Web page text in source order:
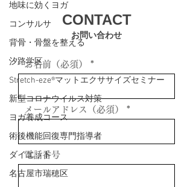
地味に効くヨガ
コンサルサ
背骨・骨盤を整える
汐路学区
Stretch-eze®マットエクササイズセミナー
新型コロナウイルス対策
ヨガ養成コース
術後機能回復専門指導者
ダイエット
名古屋市瑞穂区
お問い合わせ
CONTACT
お名前（必須）
メールアドレス（必須）
電話番号